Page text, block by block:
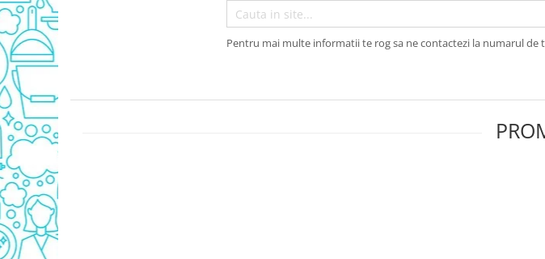
Detergenti Curatenie Casa
Detergent Pardoseli
Detergent Geamuri
Detergent Mobila
Detergenti De Haine
Detergent Capsule
Detergent Pentru Pete
Detergent Ariel
Balsam De Rufe
Semana Balsam Rufe
Sano Maxima Balsam
Pachete Produse Curatenie
Pentru mai multe informatii te rog sa ne contactezi la numarul de